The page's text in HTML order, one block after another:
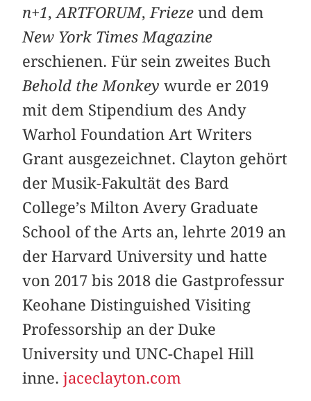
n+1,ARTFORUM, Friezeund dem
New York Times Magazine
erschienen. Für sein zweites Buch
Behold the Monkeywurde er 2019
mit dem Stipendium des Andy
Warhol Foundation Art Writers
Grant ausgezeichnet. Clayton gehört
der Musik-Fakultät des Bard
College’s Milton Avery Graduate
School of the Arts an, lehrte 2019 an
der Harvard University und hatte
von 2017 bis 2018 die Gastprofessur
Keohane Distinguished Visiting
Professorship an der Duke
University und UNC-Chapel Hill
inne.jaceclayton.com